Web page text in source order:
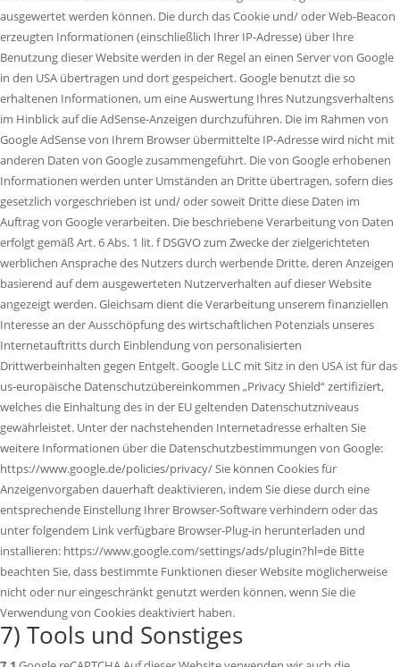
ausgewertet werden können. Die durch das Cookie und/ oder Web-Beacon
erzeugten Informationen (einschließlich Ihrer IP-Adresse) über Ihre
Benutzung dieser Website werden in der Regel an einen Server von Google
in den USA übertragen und dort gespeichert. Google benutzt die so
erhaltenen Informationen, um eine Auswertung Ihres Nutzungsverhaltens
im Hinblick auf die AdSense-Anzeigen durchzuführen. Die im Rahmen von
Google AdSense von Ihrem Browser übermittelte IP-Adresse wird nicht mit
anderen Daten von Google zusammengeführt. Die von Google erhobenen
Informationen werden unter Umständen an Dritte übertragen, sofern dies
gesetzlich vorgeschrieben ist und/ oder soweit Dritte diese Daten im
Auftrag von Google verarbeiten. Die beschriebene Verarbeitung von Daten
erfolgt gemäß Art. 6 Abs. 1 lit. f DSGVO zum Zwecke der zielgerichteten
werblichen Ansprache des Nutzers durch werbende Dritte, deren Anzeigen
basierend auf dem ausgewerteten Nutzerverhalten auf dieser Website
angezeigt werden. Gleichsam dient die Verarbeitung unserem finanziellen
Interesse an der Ausschöpfung des wirtschaftlichen Potenzials unseres
Internetauftritts durch Einblendung von personalisierten
Drittwerbeinhalten gegen Entgelt. Google LLC mit Sitz in den USA ist für das
us-europäische Datenschutzübereinkommen „Privacy Shield“ zertifiziert,
welches die Einhaltung des in der EU geltenden Datenschutzniveaus
gewährleistet. Unter der nachstehenden Internetadresse erhalten Sie
weitere Informationen über die Datenschutzbestimmungen von Google:
https://www.google.de/policies/privacy/ Sie können Cookies für
Anzeigenvorgaben dauerhaft deaktivieren, indem Sie diese durch eine
entsprechende Einstellung Ihrer Browser-Software verhindern oder das
unter folgendem Link verfügbare Browser-Plug-in herunterladen und
installieren: https://www.google.com/settings/ads/plugin?hl=de Bitte
beachten Sie, dass bestimmte Funktionen dieser Website möglicherweise
nicht oder nur eingeschränkt genutzt werden können, wenn Sie die
Verwendung von Cookies deaktiviert haben.
7) Tools und Sonstiges